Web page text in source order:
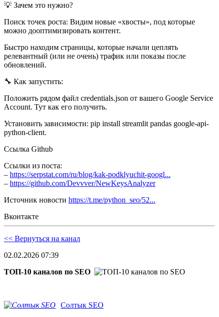
💡 Зачем это нужно?
Поиск точек роста: Видим новые «хвосты», под которые
можно дооптимизировать контент.
Быстро находим страницы, которые начали цеплять
релевантный (или не очень) трафик или показы после
обновлений.
🔧 Как запустить:
Положить рядом файл credentials.json от вашего Google Service
Account. Тут как его получить.
Установить зависимости: pip install streamlit pandas google-api-
python-client.
Ссылка Github
Ссылки из поста:
– https://serpstat.com/ru/blog/kak-podklyuchit-googl...
– https://github.com/Devvver/NewKeysAnalyzer
Источник новости https://t.me/python_seo/52...
Вконтакте
<< Вернуться на канал
02.02.2026 07:39
ТОП-10 каналов по SEO
Солтык SEO